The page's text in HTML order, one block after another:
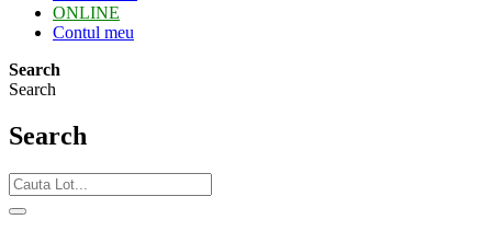
ONLINE
Contul meu
Search
Search
Search